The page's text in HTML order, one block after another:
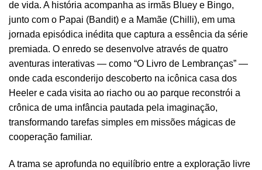
de vida. A história acompanha as irmãs Bluey e Bingo,
junto com o Papai (Bandit) e a Mamãe (Chilli), em uma
jornada episódica inédita que captura a essência da série
premiada. O enredo se desenvolve através de quatro
aventuras interativas — como “O Livro de Lembranças” —
onde cada esconderijo descoberto na icônica casa dos
Heeler e cada visita ao riacho ou ao parque reconstrói a
crônica de uma infância pautada pela imaginação,
transformando tarefas simples em missões mágicas de
cooperação familiar.
A trama se aprofunda no equilíbrio entre a exploração livre